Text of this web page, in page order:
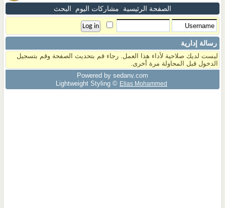
الصفحة الرئيسية مشاركات اليوم البحث
رسالة إدارية
ليست لديك صلاحية لأداء هذا العمل. رجاء قم بتحديث الصفحة وقم بتسجيل
الدخول قبل المحاولة مرة أخرى.
Powered by sedany.com
Lightweight Styling © Elias Mohammed